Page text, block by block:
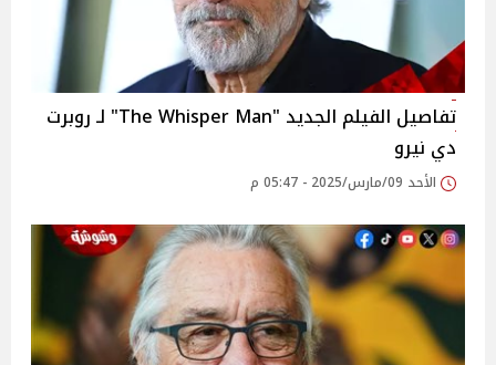
تفاصيل الفيلم الجديد "The Whisper Man" لـ روبرت
دي نيرو
الأحد 09/مارس/2025 - 05:47 م